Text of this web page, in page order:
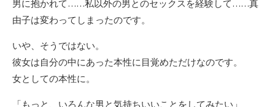
男に抱かれて……私以外の男とのセックスを経験して……真
由子は変わってしまったのです。
いや、そうではない。
彼女は自分の中にあった本性に目覚めただけなのです。
女としての本性に。
「もっと、いろんな男と気持ちいいことをしてみたい」